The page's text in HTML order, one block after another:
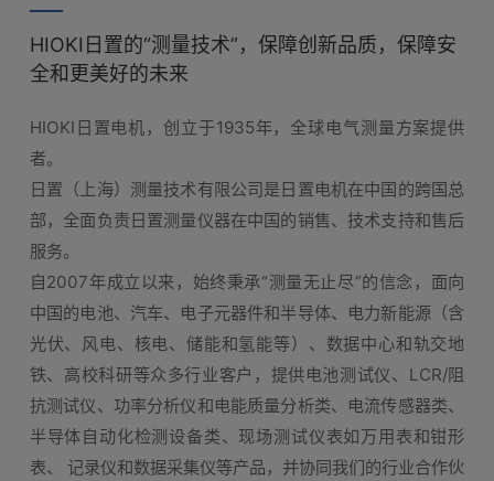
HIOKI日置的“测量技术”，保障创新品质，保障安
全和更美好的未来
HIOKI日置电机，创立于1935年，全球电气测量方案提供
者。
日置（上海）测量技术有限公司是日置电机在中国的跨国总
部，全面负责日置测量仪器在中国的销售、技术支持和售后
服务。
自2007年成立以来，始终秉承“测量无止尽”的信念，面向
中国的电池、汽车、电子元器件和半导体、电力新能源（含
光伏、风电、核电、储能和氢能等）、数据中心和轨交地
铁、高校科研等众多行业客户，提供电池测试仪、LCR/阻
抗测试仪、功率分析仪和电能质量分析类、电流传感器类、
半导体自动化检测设备类、现场测试仪表如万用表和钳形
表、 记录仪和数据采集仪等产品，并协同我们的行业合作伙